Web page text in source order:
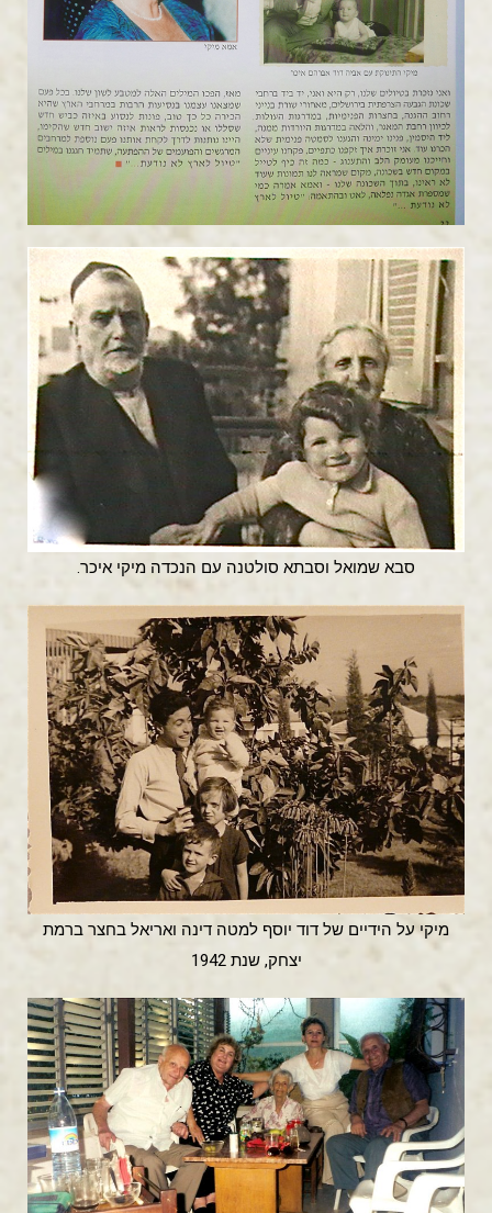
סבא שמואל וסבתא סולטנה עם הנכדה מיקי איכר.
מיקי על הידיים של דוד יוסף למטה דינה ואריאל בחצר ברמת
יצחק, שנת 1942